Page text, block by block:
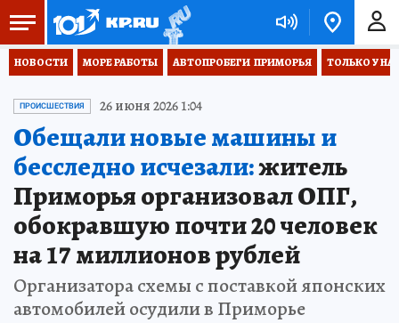
НОВОСТИ МОРЕ РАБОТЫ АВТОПРОБЕГИ  ПРИМОРЬЯ ТОЛЬКО У
ПРОИСШЕСТВИЯ 26 июня 2026 1:04
Обещали новые машины и
бесследно исчезали:житель
Приморья организовал ОПГ,
обокравшую почти 20 человек
на 17 миллионов рублей
Организатора схемы с поставкой японских
автомобилей осудили в Приморье